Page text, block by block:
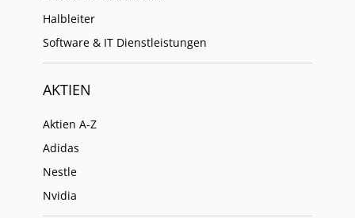
Halbleiter
Software & IT Dienstleistungen
AKTIEN
Aktien A-Z
Adidas
Nestle
Nvidia